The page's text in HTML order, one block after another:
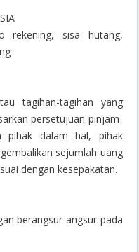
rekening, sisa hutang,
tagihan-tagihan yang
persetujuan pinjam-
pihak dalam hal, pihak
sejumlah uang
dengan kesepakatan.
berangsur-angsur pada